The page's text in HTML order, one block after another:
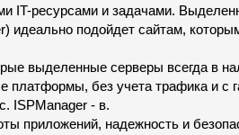
IT-ресурсами и задачами.
идеально подойдет сайтам,
выделенные серверы всегда в
платформы, без учета трафика и с
ISPManager - в.
приложений, надежность и